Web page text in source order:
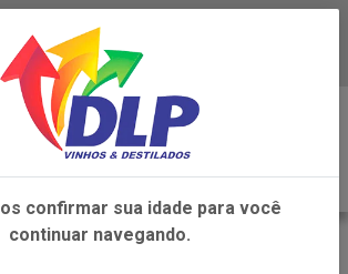
Baixe já o APP da DLP Vinhos
confirmar sua idade para você
continuar navegando.